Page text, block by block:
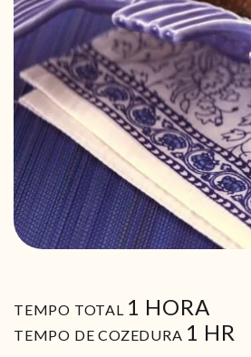
TEMPO TOTAL 1 HORA
HORA
TEMPO DE COZEDURA 1 HORA
HR